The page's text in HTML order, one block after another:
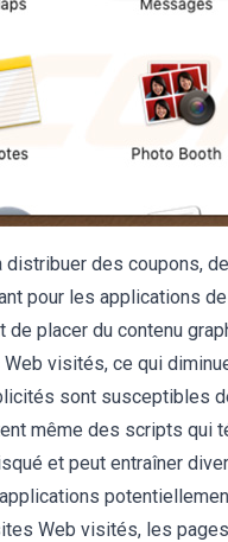
des coupons,
pour les applications
placer du contenu
visités, ce qui
sont susceptibles
même des scripts qui
et peut entraîner
Web visités, les